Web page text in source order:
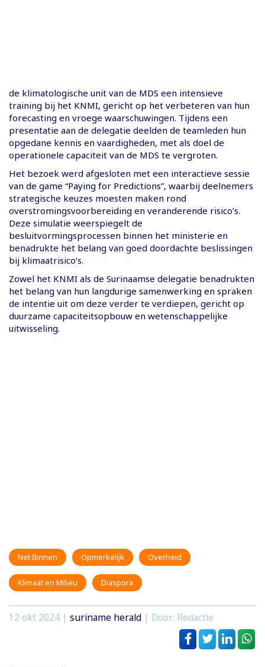
de klimatologische unit van de MDS een intensieve
training bij het KNMI, gericht op het verbeteren van hun
forecasting en vroege waarschuwingen. Tijdens een
presentatie aan de delegatie deelden de teamleden hun
opgedane kennis en vaardigheden, met als doel de
operationele capaciteit van de MDS te vergroten.
Het bezoek werd afgesloten met een interactieve sessie
van de game “Paying for Predictions”, waarbij deelnemers
strategische keuzes moesten maken rond
overstromingsvoorbereiding en veranderende risico’s.
Deze simulatie weerspiegelt de
besluitvormingsprocessen binnen het ministerie en
benadrukte het belang van goed doordachte beslissingen
bij klimaatrisico’s.
Zowel het KNMI als de Surinaamse delegatie benadrukten
het belang van hun langdurige samenwerking en spraken
de intentie uit om deze verder te verdiepen, gericht op
duurzame capaciteitsopbouw en wetenschappelijke
uitwisseling.
Net Binnen Opmerkelijk Overheid
Klimaat en Milieu Diaspora
12 okt 2024 | suriname herald | Door: Redactie